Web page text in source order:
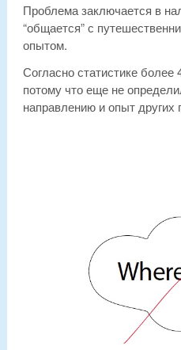
Проблема заключается в
“общается” с
опытом.
Согласно статистике
потому что еще не
направлению и опыт других